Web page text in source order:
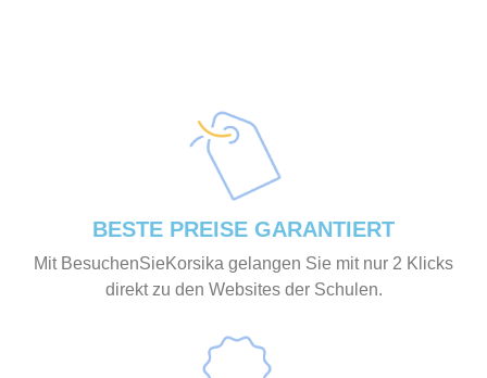
BESTE PREISE GARANTIERT
Mit BesuchenSieKorsika gelangen Sie mit nur 2 Klicks
direkt zu den Websites der Schulen.